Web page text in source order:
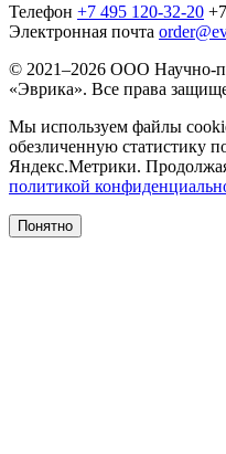
Телефон +7 495 120-32-20
Электронная почта
© 2021–2026 ООО Научно-
«Эврика». Все права
Мы используем файлы
обезличенную статистику
Яндекс.Метрики.
политикой
Понятно